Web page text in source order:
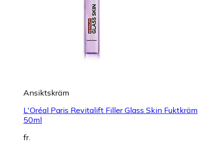
Ansiktskräm
L'Oréal Paris Revitalift Filler Glass Skin Fuktkräm
50ml
fr.